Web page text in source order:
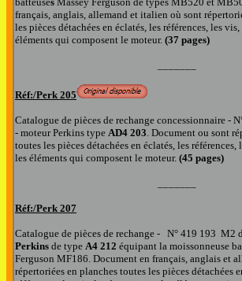
français, anglais, allemand et italien où sont
les pièces détachées en éclatés, les références, les
éléments qui composent le moteur. (37 pages)
Réf:/Perk 205
Catalogue de pièces de rechange concessionnaire -
- moteur Perkins type AD4 203. Document ou sont
toutes les pièces détachées en éclatés, les références,
les éléments qui composent le moteur. (45 pages)
Réf:/Perk 207
Catalogue de pièces de rechange - N° 419 193 M2
Perkins de type A4 212 équipant la moissonneuse
Ferguson MF186. Document en français, anglais et
répertoriées en planches toutes les pièces détachées